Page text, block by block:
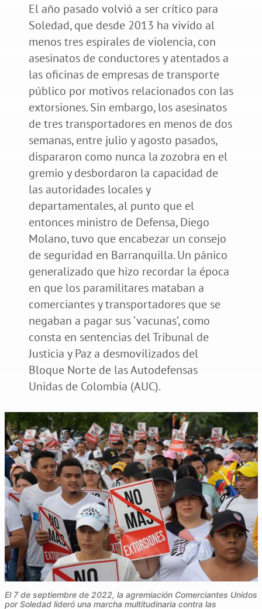
El año pasado volvió a ser crítico para
Soledad, que desde 2013 ha vivido al
menos tres espirales de violencia, con
asesinatos de conductores y atentados a
las oficinas de empresas de transporte
público por motivos relacionados con las
extorsiones. Sin embargo, los asesinatos
de tres transportadores en menos de dos
semanas, entre julio y agosto pasados,
dispararon como nunca la zozobra en el
gremio y desbordaron la capacidad de
las autoridades locales y
departamentales, al punto que el
entonces ministro de Defensa, Diego
Molano, tuvo que encabezar un consejo
de seguridad en Barranquilla. Un pánico
generalizado que hizo recordar la época
en que los paramilitares mataban a
comerciantes y transportadores que se
negaban a pagar sus ‘vacunas’, como
consta en sentencias del Tribunal de
Justicia y Paz a desmovilizados del
Bloque Norte de las Autodefensas
Unidas de Colombia (AUC).
El 7 de septiembre de 2022, la agremiación Comerciantes Unidos
por Soledad lideró una marcha multitudinaria contra las